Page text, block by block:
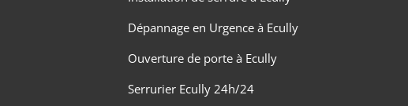
Dépannage en Urgence à Ecully
Ouverture de porte à Ecully
Serrurier Ecully 24h/24